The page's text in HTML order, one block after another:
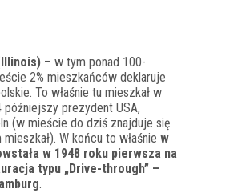
– w tym ponad 100-
2% mieszkańców deklaruje
To właśnie tu mieszkał w
późniejszy prezydent USA,
(w mieście do dziś znajduje się
W końcu to właśnie w
w 1948 roku pierwsza na
typu „Drive-through” –
.